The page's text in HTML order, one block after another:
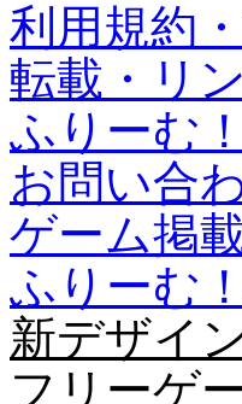
利用規約
転載・リ
ふりーむ
お問い合
ゲーム掲
ふりーむ
新デザイ
フリーゲ